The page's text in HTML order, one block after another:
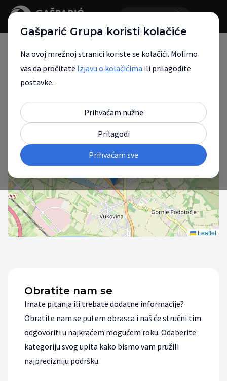
Gašparić Grupa
Vaš partner za mobilnost.
+
−
Leaflet
Obratite nam se
Imate pitanja ili trebate dodatne informacije?
Obratite nam se putem obrasca i naš će stručni tim
odgovoriti u najkraćem mogućem roku. Odaberite
kategoriju svog upita kako bismo vam pružili
najprecizniju podršku.
Gašparić Grupa koristi kolačiće
Na ovoj mrežnoj stranici koriste se kolačići. Molimo
vas da pročitate Izjavu o kolačićima ili prilagodite
postavke.
Prihvaćam nužne
Prilagodi
Prihvaćam sve